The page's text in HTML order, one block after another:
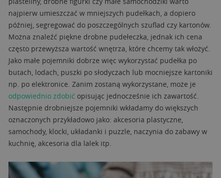
najpierw umieszczać w mniejszych pudełkach, a dopiero
później, segregować do poszczególnych szuflad czy kartonów.
Można znaleźć piękne drobne pudełeczka, jednak ich cena
często przewyższa wartość wnętrza, które chcemy tak włożyć.
Jako małe pojemniki dobrze więc wykorzystać pudełka po
butach, lodach, puszki po słodyczach lub mocniejsze kartoniki
np. po elektronice. Zanim zostaną wykorzystane, może je
odpowiednio zdobić opisując jednocześnie ich zawartość.
Następnie drobniejsze pojemniki wkładamy do większych
oznaczonych przykładowo jako: akcesoria plastyczne,
samochody, klocki, układanki i puzzle, naczynia do zabawy w
kuchnię, akcesoria dla lalek itp.